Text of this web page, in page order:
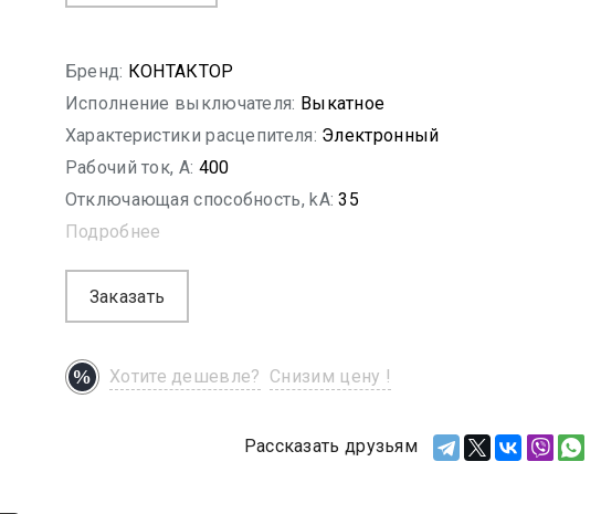
Бренд: КОНТАКТОР
Исполнение выключателя: Выкатное
Характеристики расцепителя: Электронный
Рабочий ток, A: 400
Отключающая способность, kA: 35
Подробнее
Заказать
Хотите дешевле? Снизим цену !
Рассказать друзьям